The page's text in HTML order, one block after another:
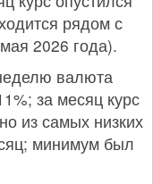
рядом с
2026 года).
валюта
за месяц курс
из самых низких
минимум был